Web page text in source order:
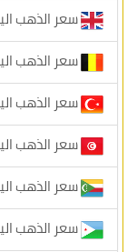
سعر الذهب
سعر الذهب
سعر الذهب
سعر الذهب
سعر الذهب
سعر الذهب